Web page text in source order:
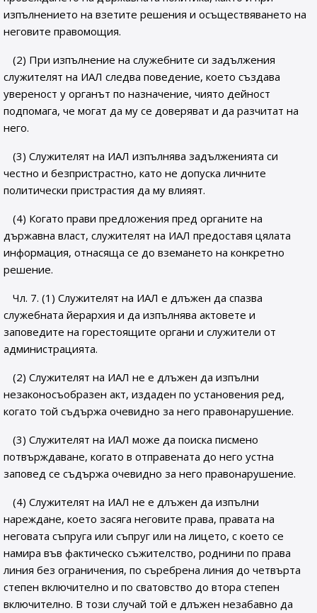
изпълнението на взетите решения и осъществяването на
неговите правомощия.
(2) При изпълнение на служебните си задължения
служителят на ИАЛ следва поведение, което създава
увереност у органът по назначение, чиято дейност
подпомага, че могат да му се доверяват и да разчитат на
него.
(3) Служителят на ИАЛ изпълнява задълженията си
честно и безпристрастно, като не допуска личните
политически пристрастия да му влияят.
(4) Когато прави предложения пред органите на
държавна власт, служителят на ИАЛ предоставя цялата
информация, отнасяща се до вземането на конкретно
решение.
Чл. 7. (1) Служителят на ИАЛ е длъжен да спазва
служебната йерархия и да изпълнява актовете и
заповедите на горестоящите органи и служители от
администрацията.
(2) Служителят на ИАЛ не е длъжен да изпълни
незаконосъобразен акт, издаден по установения ред,
когато той съдържа очевидно за него правонарушение.
(3) Служителят на ИАЛ може да поиска писмено
потвърждаване, когато в отправената до него устна
заповед се съдържа очевидно за него правонарушение.
(4) Служителят на ИАЛ не е длъжен да изпълни
нареждане, което засяга неговите права, правата на
неговата съпруга или съпруг или на лицето, с което се
намира във фактическо съжителство, роднини по права
линия без ограничения, по съребрена линия до четвърта
степен включително и по сватовство до втора степен
включително. В този случай той е длъжен незабавно да